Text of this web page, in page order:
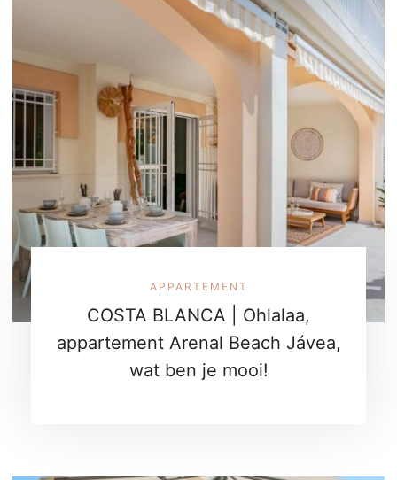
APPARTEMENT
COSTA BLANCA | Ohlalaa,
appartement Arenal Beach Jávea,
wat ben je mooi!